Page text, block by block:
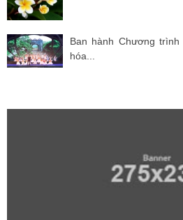
Ban hành Chương
hóa...